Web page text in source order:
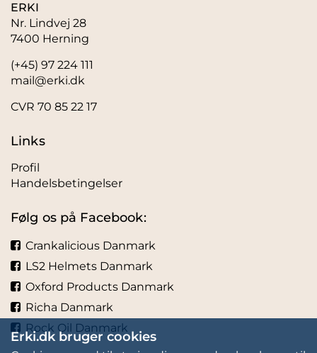
ERKI
Nr. Lindvej 28
7400 Herning
(+45) 97 224 111
mail@erki.dk
CVR 70 85 22 17
Links
Profil
Handelsbetingelser
Følg os på Facebook:
Crankalicious Danmark
LS2 Helmets Danmark
Oxford Products Danmark
Richa Danmark
Rock Oil Danmark
Erki.dk bruger cookies